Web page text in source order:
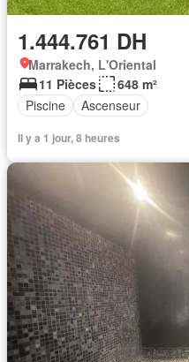
1.444.761 DH
Marrakech, L'Oriental
11 Pièces
648 m²
Piscine
Ascenseur
Il y a 1 jour, 8 heures